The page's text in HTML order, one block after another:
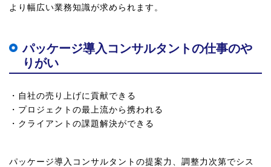
より幅広い業務知識が求められます。
パッケージ導入コンサルタントの仕事のや
りがい
・自社の売り上げに貢献できる
・プロジェクトの最上流から携われる
・クライアントの課題解決ができる
パッケージ導入コンサルタントの提案力、調整力次第でシス